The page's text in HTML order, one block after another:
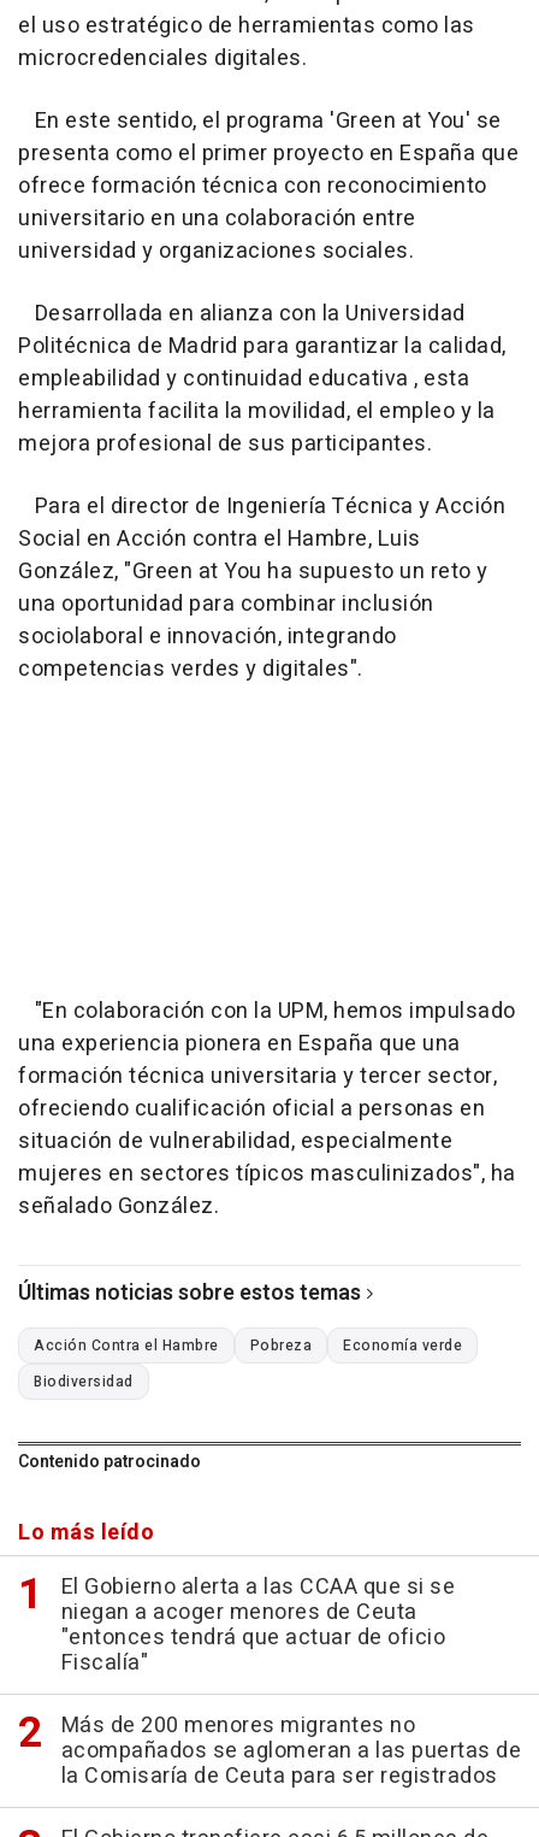
el uso estratégico de herramientas como las
microcredenciales digitales.
En este sentido, el programa 'Green at You' se
presenta como el primer proyecto en España que
ofrece formación técnica con reconocimiento
universitario en una colaboración entre
universidad y organizaciones sociales.
Desarrollada en alianza con la Universidad
Politécnica de Madrid para garantizar la calidad,
empleabilidad y continuidad educativa , esta
herramienta facilita la movilidad, el empleo y la
mejora profesional de sus participantes.
Para el director de Ingeniería Técnica y Acción
Social en Acción contra el Hambre, Luis
González, "Green at You ha supuesto un reto y
una oportunidad para combinar inclusión
sociolaboral e innovación, integrando
competencias verdes y digitales".
"En colaboración con la UPM, hemos impulsado
una experiencia pionera en España que una
formación técnica universitaria y tercer sector,
ofreciendo cualificación oficial a personas en
situación de vulnerabilidad, especialmente
mujeres en sectores típicos masculinizados", ha
señalado González.
Últimas noticias sobre estos temas
Acción Contra el Hambre Pobreza
Economía verde
Biodiversidad
Contenido patrocinado
Lo más leído
El Gobierno alerta a las CCAA que si se
niegan a acoger menores de Ceuta
"entonces tendrá que actuar de oficio
Fiscalía"
Más de 200 menores migrantes no
acompañados se aglomeran a las puertas de
la Comisaría de Ceuta para ser registrados